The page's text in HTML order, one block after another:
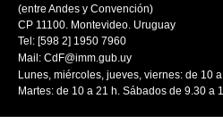
(entre Andes y Convención)
CP 11100. Montevideo. Uruguay
Tel: [598 2] 1950 7960
Mail: CdF@imm.gub.uy
Lunes, miércoles, jueves, viernes: de 10
Martes: de 10 a 21 h. Sábados de 9.30 a